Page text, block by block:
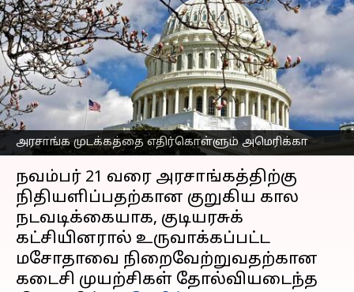
அரசாங்க முடக்கத்தை எதிர்கொள்ளும் அமெரிக்கா
முடக்கத்தை
எதிர்கொள்ளும்
அமெரிக்கா
எழுதியவர் Venkatalakshmi V Oct 01, 2025 08:22 am
செய்தி முன்னோட்டம்
நவம்பர் 21 வரை அரசாங்கத்திற்கு
நிதியளிப்பதற்கான குறுகிய கால
நடவடிக்கையாக, குடியரசுக்
கட்சியினரால் உருவாக்கப்பட்ட
மசோதாவை நிறைவேற்றுவதற்கான
கடைசி முயற்சிகள் தோல்வியடைந்த